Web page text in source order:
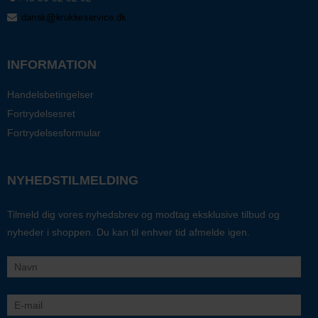
INFORMATION
Handelsbetingelser
Fortrydelsesret
Fortrydelsesformular
NYHEDSTILMELDING
Tilmeld dig vores nyhedsbrev og modtag eksklusive tilbud og
nyheder i shoppen. Du kan til enhver tid afmelde igen.